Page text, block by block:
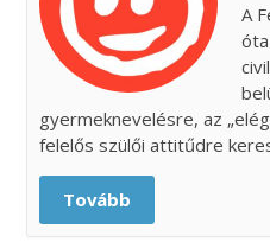
A
gyermeknevelésre, az
felelős szülői attitűdre
Tovább